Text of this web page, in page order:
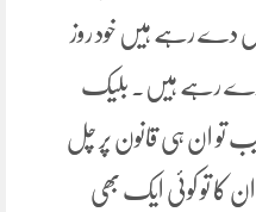
دے رہے ہیں خود روز
دے رہے ہیں۔ بلیک
تو ان ہی قانون پر چل
کا تو کوئی ایک بھی